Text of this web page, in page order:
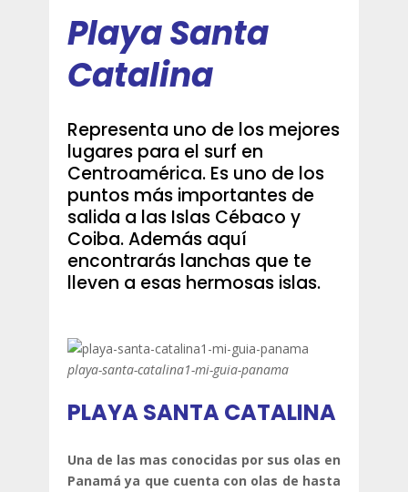
Playa Santa
Catalina
Representa uno de los mejores
lugares para el surf en
Centroamérica. Es uno de los
puntos más importantes de
salida a las Islas Cébaco y
Coiba. Además aquí
encontrarás lanchas que te
lleven a esas hermosas islas.
playa-santa-catalina1-mi-guia-panama
PLAYA SANTA CATALINA
Una de las mas conocidas por sus olas en
Panamá ya que cuenta con olas de hasta